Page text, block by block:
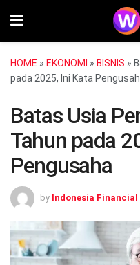
HOME » EKONOMI » BISNIS »
pada 2025, Ini Kata
Batas Usia
Tahun pada
Pengusaha
by Indonesia Financial